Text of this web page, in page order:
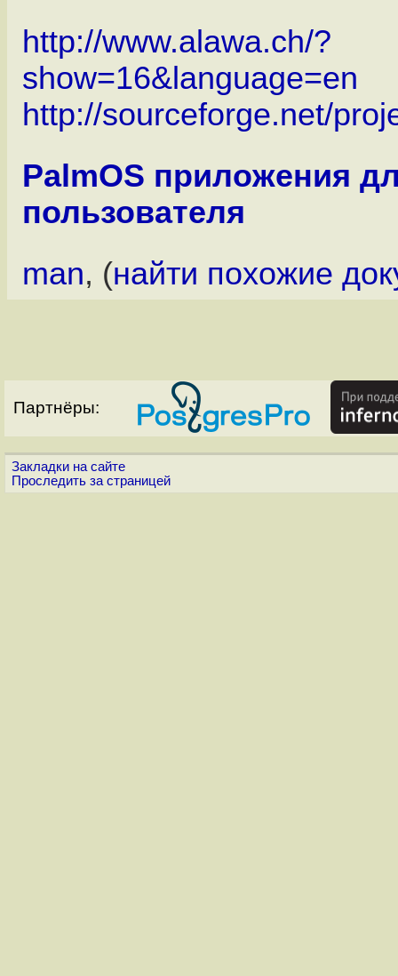
http://www.alawa.ch/?
show=16&language=en
http://sourceforge.net/
PalmOS приложения
пользователя
man, (найти похожие
Партнёры:
Закладки на сайте
Проследить за страницей